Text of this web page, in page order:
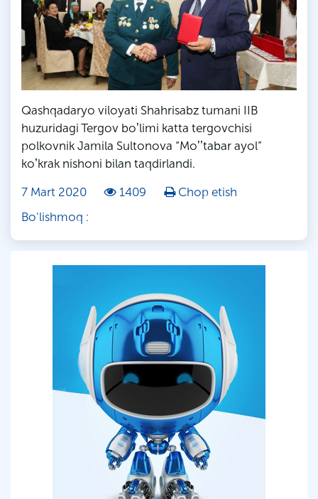
Qashqadaryo viloyati Shahrisabz tumani IIB
huzuridagi Tergov boʼlimi katta tergovchisi
polkovnik Jamila Sultonova “Moʼʼtabar ayol”
koʼkrak nishoni bilan taqdirlandi.
7 Mart 2020
1409
Chop etish
Bo'lishmoq :